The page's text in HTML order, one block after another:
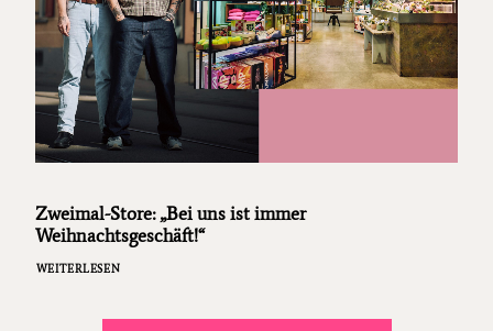
Zweimal-Store: „Bei uns ist immer
Weihnachtsgeschäft!“
WEITERLESEN